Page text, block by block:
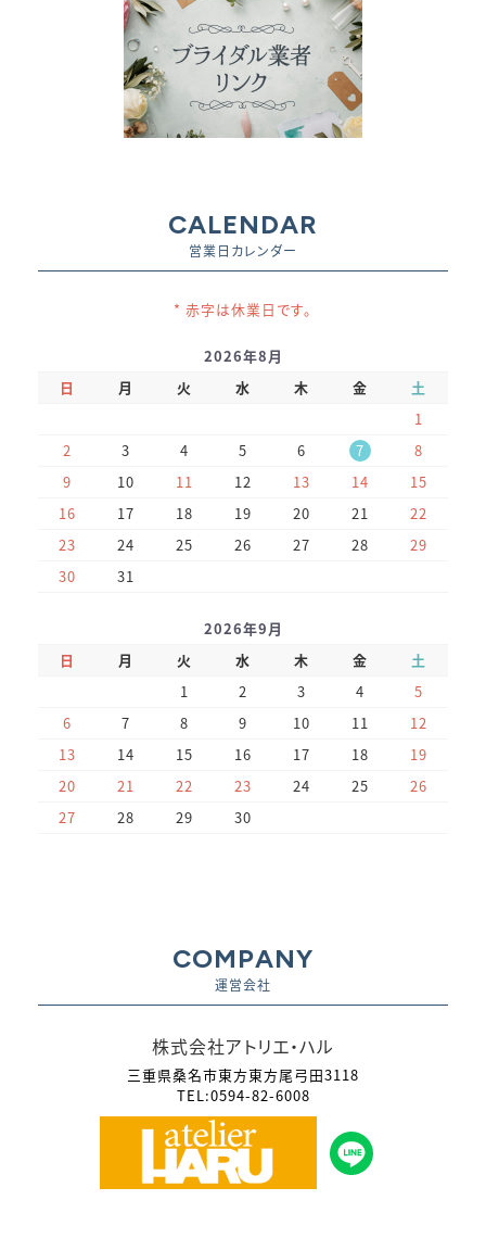
CALENDAR
営業日カレンダー
* 赤字は休業日です。
2026年8月
日
月 火 水 木 金
土
1
2
3 4 5 6 7
8
9
10 11 12 13 14
15
16
17 18 19 20 21
22
23
24 25 26 27 28
29
30
31
2026年9月
日
月 火 水 木 金
土
1
2 3 4
5
6
7 8 9 10 11
12
13
14 15 16 17 18
19
20
21 22 23 24 25
26
27
28 29 30
COMPANY
運営会社
株式会社アトリエ・ハル
三重県桑名市東方東方尾弓田3118
TEL:0594-82-6008